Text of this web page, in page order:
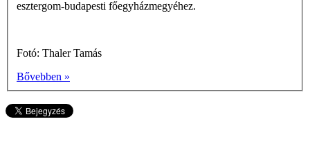
esztergom-budapesti főegyházmegyéhez.
Fotó: Thaler Tamás
Bővebben »